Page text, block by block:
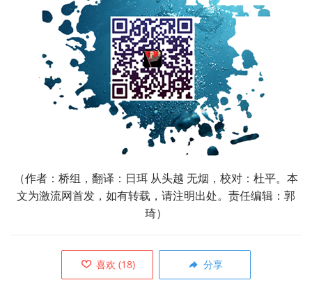
（作者：桥组，翻译：日珥 从头越 无烟，校对：杜平。本
文为激流网首发，如有转载，请注明出处。责任编辑：郭
琦）
喜欢 (18) 分享